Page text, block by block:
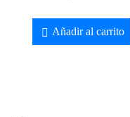
Añadir al carrito